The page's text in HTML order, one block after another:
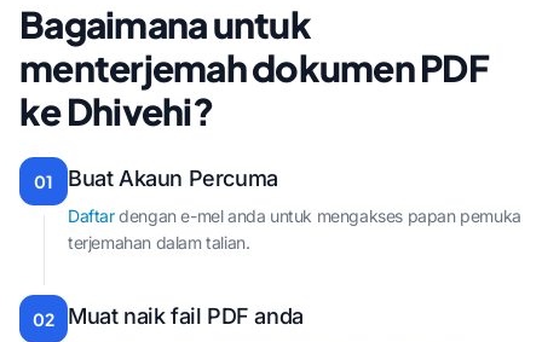
Bagaimana untuk
menterjemah dokumen PDF
ke Dhivehi?
01 Buat Akaun Percuma
Daftardengan e-mel anda untuk mengakses papan pemuka
terjemahan dalam talian.
02 Muat naik fail PDF anda